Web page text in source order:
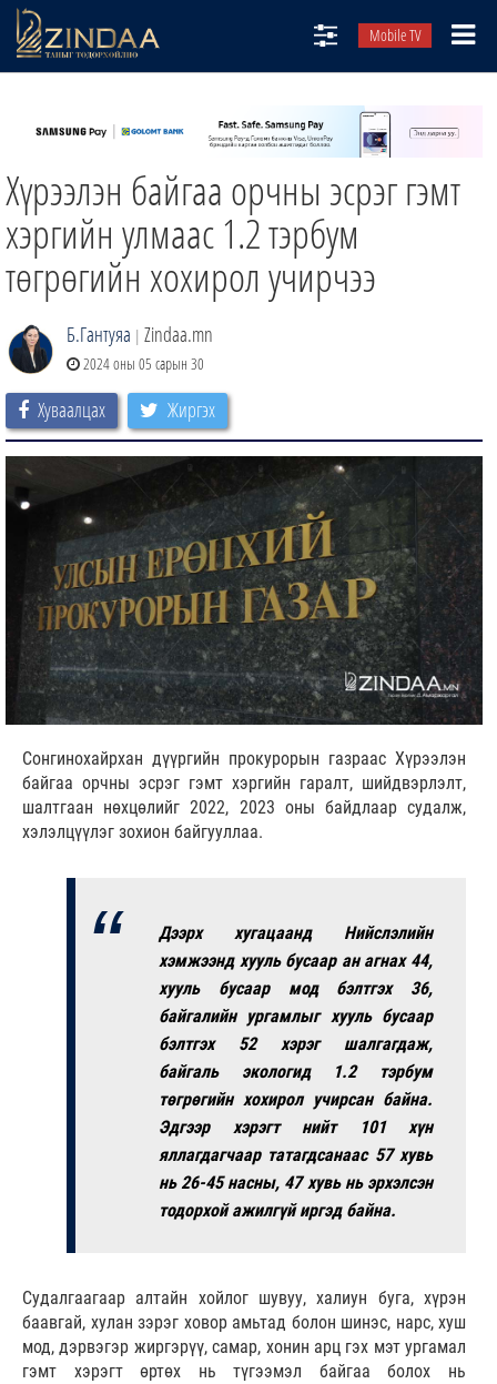
Mobile TV
ТВ8
ӨГЛӨӨНИЙ СОНИН
АУДИО ЗОХИОЛ
ЗИНДАА СЭТГҮҮЛ
Хүрээлэн байгаа орчны эсрэг гэмт
хэргийн улмаас 1.2 тэрбум
төгрөгийн хохирол учирчээ
Б.Гантуяа | Zindaa.mn
2024 оны 05 сарын 30
Хуваалцах Жиргэх
Сонгинохайрхан дүүргийн прокурорын газраас Хүрээлэн
байгаа орчны эсрэг гэмт хэргийн гаралт, шийдвэрлэлт,
шалтгаан нөхцөлийг 2022, 2023 оны байдлаар судалж,
хэлэлцүүлэг зохион байгууллаа.
Дээрх хугацаанд Нийслэлийн
хэмжээнд хууль бусаар ан агнах 44,
хууль бусаар мод бэлтгэх 36,
байгалийн ургамлыг хууль бусаар
бэлтгэх 52 хэрэг шалгагдаж,
байгаль экологид 1.2 тэрбум
төгрөгийн хохирол учирсан байна.
Эдгээр хэрэгт нийт 101 хүн
яллагдагчаар татагдсанаас 57 хувь
нь 26-45 насны, 47 хувь нь эрхэлсэн
тодорхой ажилгүй иргэд байна.
Судалгаагаар алтайн хойлог шувуу, халиун буга, хүрэн
баавгай, хулан зэрэг ховор амьтад болон шинэс, нарс, хуш
мод, дэрвэгэр жиргэрүү, самар, хонин арц гэх мэт ургамал
гэмт хэрэгт өртөх нь түгээмэл байгаа болох нь